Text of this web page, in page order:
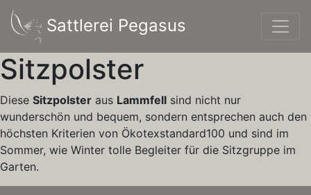
Sattlerei Pegasus
Sitzpolster
Diese Sitzpolster aus Lammfell sind nicht nur
wunderschön und bequem, sondern entsprechen auch den
höchsten Kriterien von Ökotexstandard100 und sind im
Sommer, wie Winter tolle Begleiter für die Sitzgruppe im
Garten.